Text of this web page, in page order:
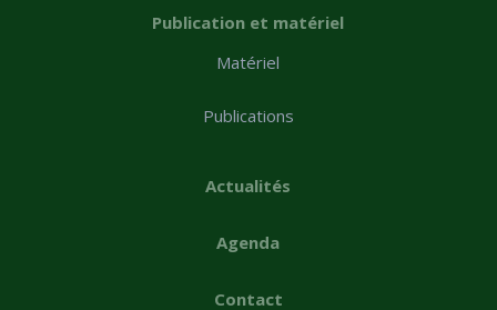
Publication et matériel
Matériel
Publications
Actualités
Agenda
Contact